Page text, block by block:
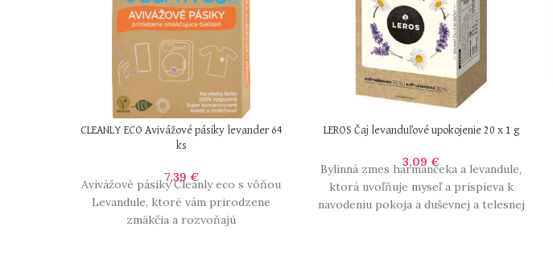
CLEANLY ECO Avivážové pásiky levander 64
ks
7,39 €
Avivážové pásiky Cleanly eco s vôňou
Levandule, ktoré vám prirodzene
zmäkčia a rozvoňajú
LEROS Čaj levanduľové upokojenie 20 x 1 g
3,09 €
Bylinná zmes harmančeka a levandule,
ktorá uvoľňuje myseľ a prispieva k
navodeniu pokoja a duševnej a telesnej